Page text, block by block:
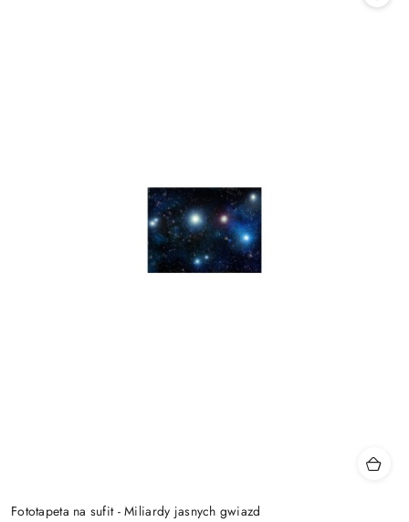
Fototapeta na sufit - Miliardy jasnych gwiazd